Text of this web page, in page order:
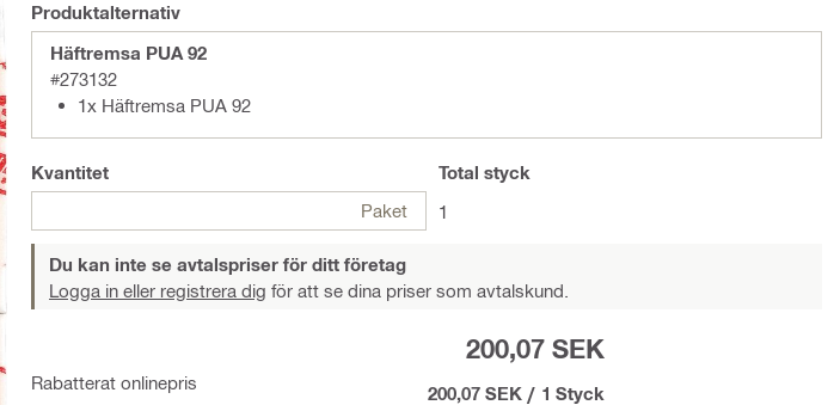
Produktalternativ
Häftremsa PUA 92
#273132
1x Häftremsa PUA 92
Kvantitet
Paket
Total styck
1
Du kan inte se avtalspriser för ditt företag
Logga in eller registrera dig för att se dina priser som avtalskund.
Rabatterat onlinepris
200,07 SEK
200,07 SEK / 1 Styck